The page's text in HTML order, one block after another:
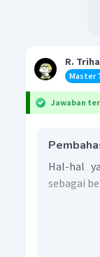
R.
Master
Jawaban
Hal-hal
sebagai